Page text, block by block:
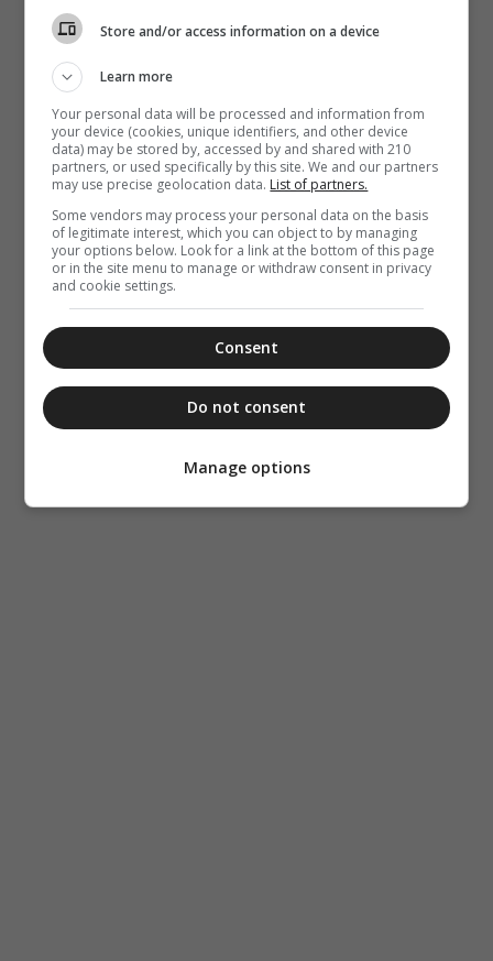
Store and/or access information on a device
Learn more
Your personal data will be processed and information from
your device (cookies, unique identifiers, and other device
data) may be stored by, accessed by and shared with 210
partners, or used specifically by this site. We and our partners
may use precise geolocation data. List of partners.
Some vendors may process your personal data on the basis
of legitimate interest, which you can object to by managing
your options below. Look for a link at the bottom of this page
or in the site menu to manage or withdraw consent in privacy
and cookie settings.
Consent
Do not consent
Manage options